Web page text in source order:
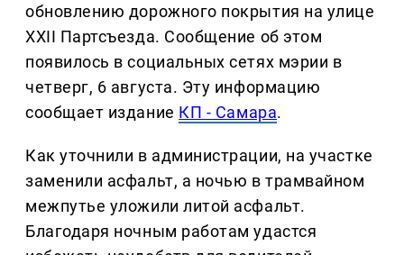
обновлению дорожного покрытия на улице
XXII Партсъезда. Сообщение об этом
появилось в социальных сетях мэрии в
четверг, 6 августа. Эту информацию
сообщает издание КП - Самара.
Как уточнили в администрации, на участке
заменили асфальт, а ночью в трамвайном
межпутье уложили литой асфальт.
Благодаря ночным работам удастся